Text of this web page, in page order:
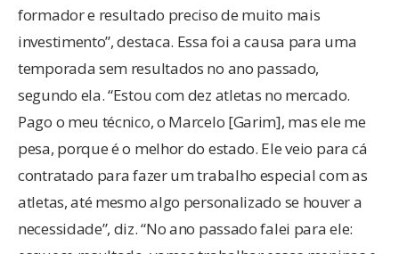
formador e resultado preciso de muito mais
investimento”, destaca. Essa foi a causa para uma
temporada sem resultados no ano passado,
segundo ela. “Estou com dez atletas no mercado.
Pago o meu técnico, o Marcelo [Garim], mas ele me
pesa, porque é o melhor do estado. Ele veio para cá
contratado para fazer um trabalho especial com as
atletas, até mesmo algo personalizado se houver a
necessidade”, diz. “No ano passado falei para ele: